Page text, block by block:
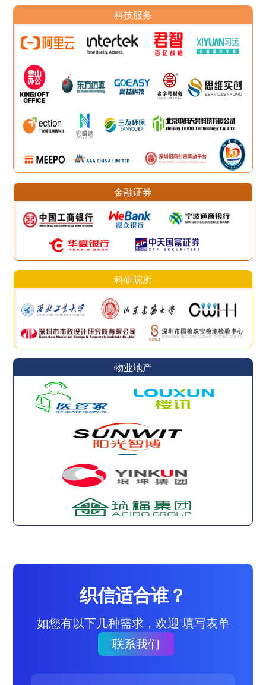
科技服务
金融证券
科研院所
物业地产
织信适合谁？
如您有以下几种需求，欢迎 填写表单
联系我们